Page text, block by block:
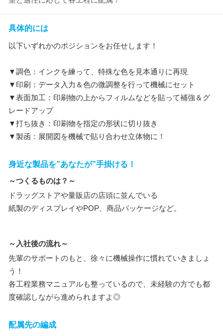
具体的には
以下いずれかのポジションをお任せします！
▼調色：インクを練って、特殊な色を見本通りに再現
▼印刷：データ入力＆色の微調整を行って機械にセット
▼表面加工：印刷物の上からフィルムなどを貼って補強＆グ
レードアップ
▼打ち抜き：印刷物を指定の形状に切り抜き
▼製函：展開図を機械で貼り合わせ立体物に！
身近な製品を”あなたが”手掛ける！
～つくるものは？～
ドラッグストアや量販店の店頭に並んでいる
紙製のディスプレイやPOP、商品パッケージなど。
～入社後の流れ～
先輩のサポートのもと、徐々に機械操作に慣れていきましょ
う！
各工程業務マニュアルも整っているので、未経験の方でも都
度確認しながら進められますよ◎
配属先の編成